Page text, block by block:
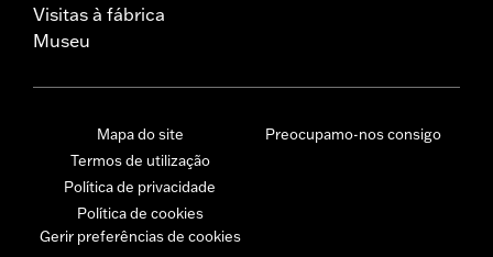
Visitas à fábrica
Museu
Mapa do site
Termos de utilização
Política de privacidade
Política de cookies
Gerir preferências de cookies
Preocupamo-nos consigo